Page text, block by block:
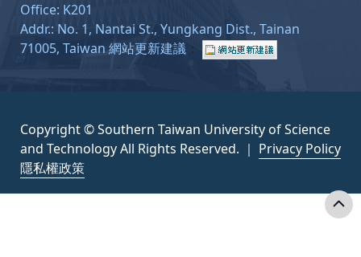
Office: K201
Addr.: No. 1, Nantai St., Yungkang Dist., Tainan
71005, Taiwan 網站更新建議 ：
Copyright © Southern Taiwan University of Science
and Technology All Rights Reserved. ｜ Privacy Policy
隱私權政策